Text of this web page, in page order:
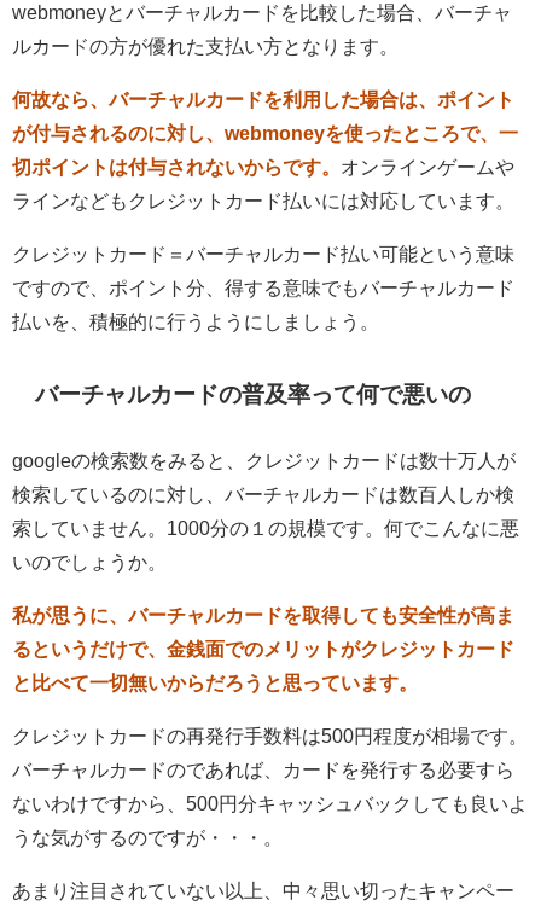
webmoneyとバーチャルカードを比較した場合、バーチャ
ルカードの方が優れた支払い方となります。
何故なら、バーチャルカードを利用した場合は、ポイント
が付与されるのに対し、webmoneyを使ったところで、一
切ポイントは付与されないからです。 オンラインゲームや
ラインなどもクレジットカード払いには対応しています。
クレジットカード＝バーチャルカード払い可能という意味
ですので、ポイント分、得する意味でもバーチャルカード
払いを、積極的に行うようにしましょう。
バーチャルカードの普及率って何で悪いの
googleの検索数をみると、クレジットカードは数十万人が
検索しているのに対し、バーチャルカードは数百人しか検
索していません。1000分の１の規模です。何でこんなに悪
いのでしょうか。
私が思うに、バーチャルカードを取得しても安全性が高ま
るというだけで、金銭面でのメリットがクレジットカード
と比べて一切無いからだろうと思っています。
クレジットカードの再発行手数料は500円程度が相場です。
バーチャルカードのであれば、カードを発行する必要すら
ないわけですから、500円分キャッシュバックしても良いよ
うな気がするのですが・・・。
あまり注目されていない以上、中々思い切ったキャンペー